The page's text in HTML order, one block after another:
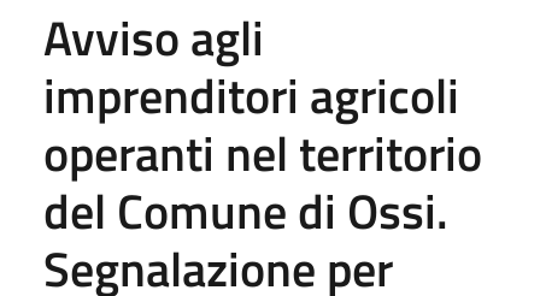
Avviso agli
imprenditori agricoli
operanti nel territorio
del Comune di Ossi.
Segnalazione per